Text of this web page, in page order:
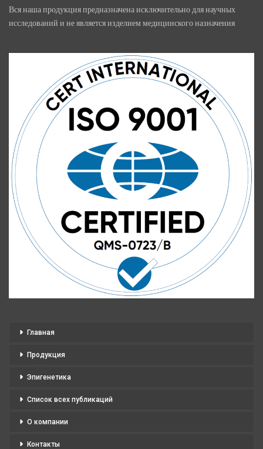
Вся наша продукция предназначена исключительно для научных
исследований и не является изделием медицинского назначения
Главная
Продукция
Эпигенетика
Список всех публикаций
О компании
Контакты